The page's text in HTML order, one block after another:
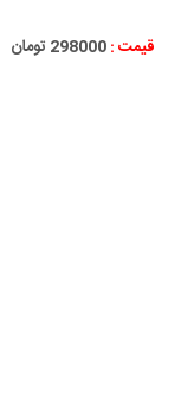
قیمت :298000 تومان